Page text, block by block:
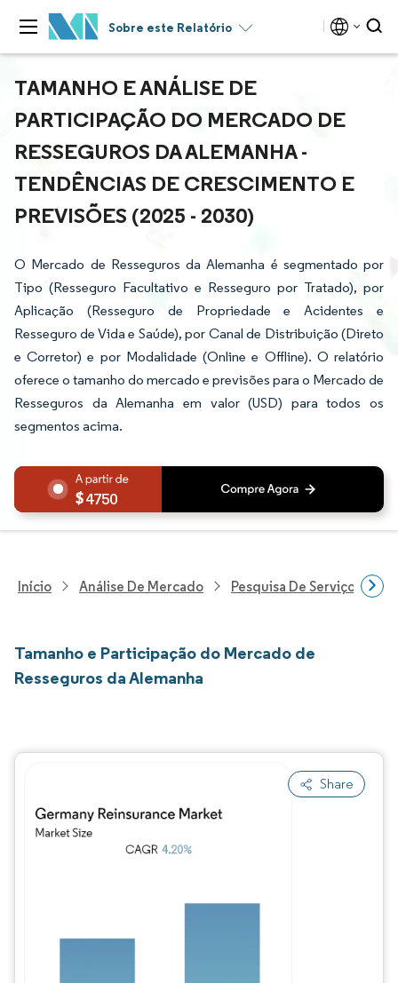
Sobre este Relatório
TAMANHO E ANÁLISE DE
PARTICIPAÇÃO DO MERCADO DE
RESSEGUROS DA ALEMANHA -
TENDÊNCIAS DE CRESCIMENTO E
PREVISÕES (2025 - 2030)
O Mercado de Resseguros da Alemanha é segmentado por
Tipo (Resseguro Facultativo e Resseguro por Tratado), por
Aplicação (Resseguro de Propriedade e Acidentes e
Resseguro de Vida e Saúde), por Canal de Distribuição (Direto
e Corretor) e por Modalidade (Online e Offline). O relatório
oferece o tamanho do mercado e previsões para o Mercado de
Resseguros da Alemanha em valor (USD) para todos os
segmentos acima.
4750
Início Análise De Mercado Pesquisa De Serviços
Tamanho e Participação do Mercado de
Resseguros da Alemanha
Share